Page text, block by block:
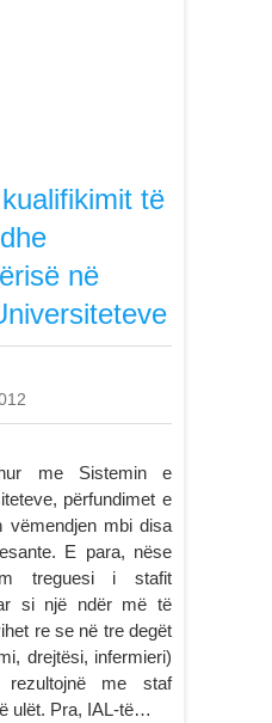
të
në
me Sistemin e
përfundimet e
vëmendjen mbi disa
E para, nëse
treguesi i stafit
si një ndër më të
re se në tre degët
drejtësi, infermieri)
me staf
ulët. Pra, IAL-të…